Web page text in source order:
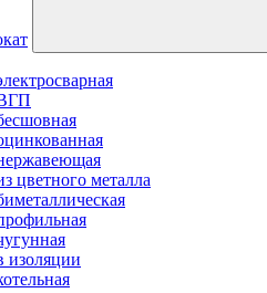
цветного металла
изоляции